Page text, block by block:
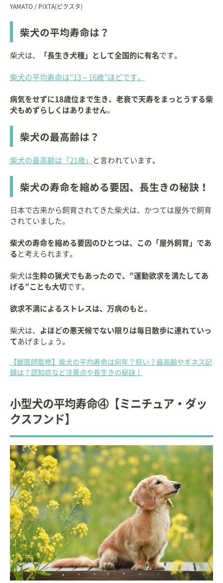
YAMATO / PIXTA(ピクスタ)
柴犬の平均寿命は？
柴犬は、 「長生き犬種」として全国的に有名です。
柴犬の平均寿命は”13～16歳”ほどです。
病気をせずに18歳位まで生き、老衰で天寿をまっとうする柴
犬もめずらしくはありません。
柴犬の最高齢は？
柴犬の最高齢は「21歳」 と言われています。
柴犬の寿命を縮める要因、長生きの秘訣！
日本で古来から飼育されてきた柴犬は、かつては屋外で飼育
されていました。
柴犬の寿命を縮める要因のひとつは、この「屋外飼育」であ
る と考えられます。
柴犬は生粋の猟犬でもあったので、”運動欲求を満たしてあ
げる”ことも大切です。
欲求不満によるストレスは、万病のもと 。
柴犬は、
よほどの悪天候でない限りは毎日散歩に連れていっ
てあげましょう。
【獣医師監修】柴犬の平均寿命は何年？短い？最高齢やギネス記
録は？認知症など注意点や長生きの秘訣！
小型犬の平均寿命④【ミニチュア・ダッ
クスフンド】